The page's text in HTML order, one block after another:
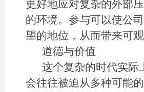
更好地应对复杂的外部
的环境。参与可以使公
望的地位，从而带来可观
道德与价值
这个复杂的时代实际
会往往被迫从多种可能